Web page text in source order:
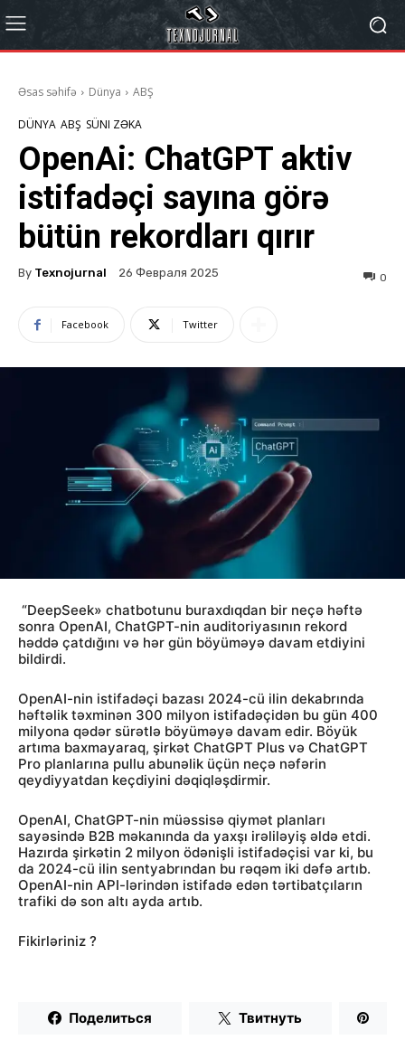
Əsas səhifə Dünya ABŞ
DÜNYA ABŞ SÜNI ZƏKA
OpenAi: ChatGPT aktiv
istifadəçi sayına görə
bütün rekordları qırır
By Texnojurnal 26 Февраля 2025 0
Facebook Twitter
“DeepSeek» chatbotunu buraxdıqdan bir neçə həftə
sonra OpenAI, ChatGPT-nin auditoriyasının rekord
həddə çatdığını və hər gün böyüməyə davam etdiyini
bildirdi.
OpenAI-nin istifadəçi bazası 2024-cü ilin dekabrında
həftəlik təxminən 300 milyon istifadəçidən bu gün 400
milyona qədər sürətlə böyüməyə davam edir. Böyük
artıma baxmayaraq, şirkət ChatGPT Plus və ChatGPT
Pro planlarına pullu abunəlik üçün neçə nəfərin
qeydiyyatdan keçdiyini dəqiqləşdirmir.
OpenAI, ChatGPT-nin müəssisə qiymət planları
sayəsində B2B məkanında da yaxşı irəliləyiş əldə etdi.
Hazırda şirkətin 2 milyon ödənişli istifadəçisi var ki, bu
da 2024-cü ilin sentyabrından bu rəqəm iki dəfə artıb.
OpenAI-nin API-lərindən istifadə edən tərtibatçıların
trafiki də son altı ayda artıb.
Fikirləriniz ?
Поделиться Твитнуть